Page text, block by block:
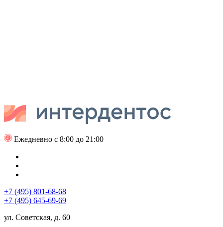
Ежедневно с 8:00 до 21:00
+7 (495) 801-68-68
+7 (495) 645-69-69
ул. Советская, д. 60